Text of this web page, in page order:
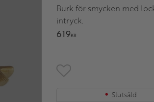
Burk för smycken med
intryck.
619KR
Lägg till i favoriter
Slutsåld